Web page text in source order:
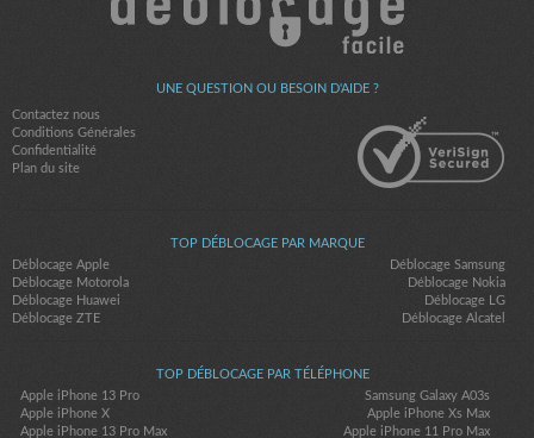
UNE QUESTION OU BESOIN D'AIDE ?
Contactez nous
Conditions Générales
Confidentialité
Plan du site
TOP DÉBLOCAGE PAR MARQUE
Déblocage Apple
Déblocage Samsung
Déblocage Motorola
Déblocage Nokia
Déblocage Huawei
Déblocage LG
Déblocage ZTE
Déblocage Alcatel
TOP DÉBLOCAGE PAR TÉLÉPHONE
Apple iPhone 13 Pro
Samsung Galaxy A03s
Apple iPhone X
Apple iPhone Xs Max
Apple iPhone 13 Pro Max
Apple iPhone 11 Pro Max